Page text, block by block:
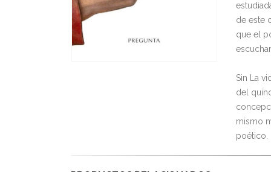
de este
que el
Sin La
del
mismo
poético.